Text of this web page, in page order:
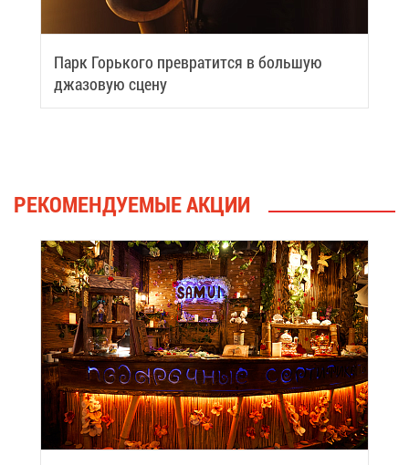
Парк Горь­ко­го пре­вра­тит­ся в боль­шую
джа­зо­вую сце­ну
РЕ­КО­МЕН­ДУ­Е­МЫЕ АК­ЦИИ